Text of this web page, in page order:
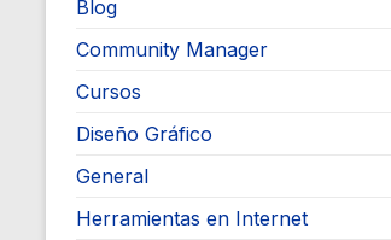
Blog
Community Manager
Cursos
Diseño Gráfico
General
Herramientas en Internet